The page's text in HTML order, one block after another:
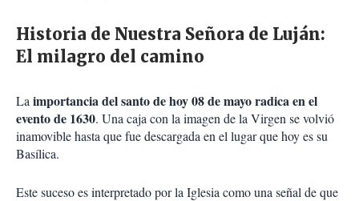
Historia de Nuestra Señora de Luján:
El milagro del camino
Laimportancia del santo de hoy 08 de mayo radica en el
evento de 1630. Una caja con la imagen de la Virgen se volvió
inamovible hasta que fue descargada en el lugar que hoy es su
Basílica.
Este suceso es interpretado por la Iglesia como una señal de que